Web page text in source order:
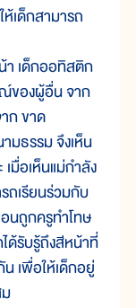
เด็กสามารถ
า เด็กออทิสติก
ณ์ของผู้อื่น จาก
ก ขาด
มธรรม จึงเห็น
เมื่อเห็นแม่กำลัง
ถเรียนร่วมกับ
อนถูกครูทำโทษ
ด้รับรู้ถึงสีหน้าที่
เพื่อให้เด็กอยู่